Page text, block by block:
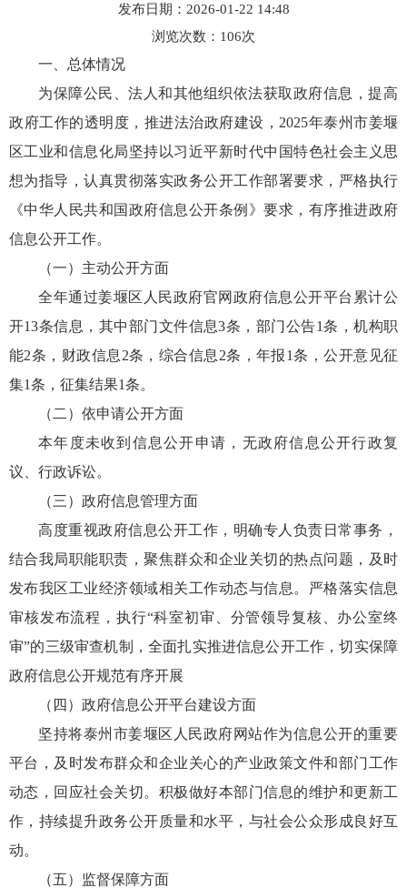
发布日期：2026-01-22 14:48
浏览次数： 106次
一、总体情况
为保障公民、法人和其他组织依法获取政府信息，提高
政府工作的透明度，推进法治政府建设，2025年泰州市姜堰
区工业和信息化局坚持以习近平新时代中国特色社会主义思
想为指导，认真贯彻落实政务公开工作部署要求，严格执行
《中华人民共和国政府信息公开条例》要求，有序推进政府
信息公开工作。
（一）主动公开方面
全年通过姜堰区人民政府官网政府信息公开平台累计公
开13条信息，其中部门文件信息3条，部门公告1条，机构职
能2条，财政信息2条，综合信息2条，年报1条，公开意见征
集1条，征集结果1条。
（二）依申请公开方面
本年度未收到信息公开申请，无政府信息公开行政复
议、行政诉讼。
（三）政府信息管理方面
高度重视政府信息公开工作，明确专人负责日常事务，
结合我局职能职责，聚焦群众和企业关切的热点问题，及时
发布我区工业经济领域相关工作动态与信息。严格落实信息
审核发布流程，执行“科室初审、分管领导复核、办公室终
审”的三级审查机制，全面扎实推进信息公开工作，切实保障
政府信息公开规范有序开展
（四）政府信息公开平台建设方面
坚持将泰州市姜堰区人民政府网站作为信息公开的重要
平台，及时发布群众和企业关心的产业政策文件和部门工作
动态，回应社会关切。积极做好本部门信息的维护和更新工
作，持续提升政务公开质量和水平，与社会公众形成良好互
动。
（五）监督保障方面